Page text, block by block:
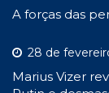
A forças das
28 de
Marius Vizer